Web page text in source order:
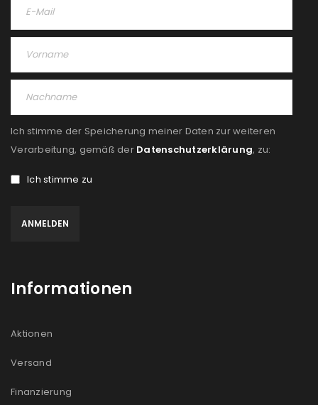
Ich stimme der Speicherung meiner Daten zur weiteren
Verarbeitung, gemäß der Datenschutzerklärung, zu:
Ich stimme zu
Informationen
Aktionen
Versand
Finanzierung